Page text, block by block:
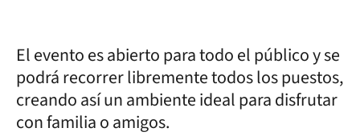
El evento es abierto para todo el público y se
podrá recorrer libremente todos los puestos,
creando así un ambiente ideal para disfrutar
con familia o amigos.